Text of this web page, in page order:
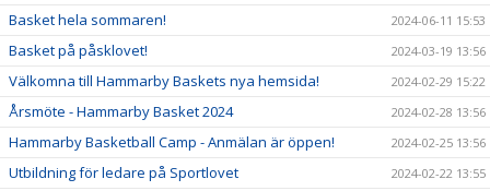
Basket hela sommaren! 2024-06-11 15:53
Basket på påsklovet! 2024-03-19 13:56
Välkomna till Hammarby Baskets nya hemsida! 2024-02-29 15:22
Årsmöte - Hammarby Basket 2024 2024-02-28 13:56
Hammarby Basketball Camp - Anmälan är öppen! 2024-02-25 13:56
Utbildning för ledare på Sportlovet 2024-02-22 13:55